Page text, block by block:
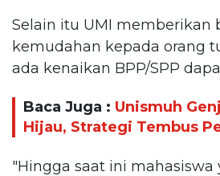
Selain itu UMI memberikan
kemudahan kepada orang
ada kenaikan BPP/SPP
Baca Juga : Unismuh
Hijau, Strategi Tembus
"Hingga saat ini mahasiswa